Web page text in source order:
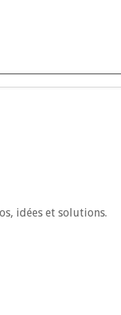
idées et solutions.